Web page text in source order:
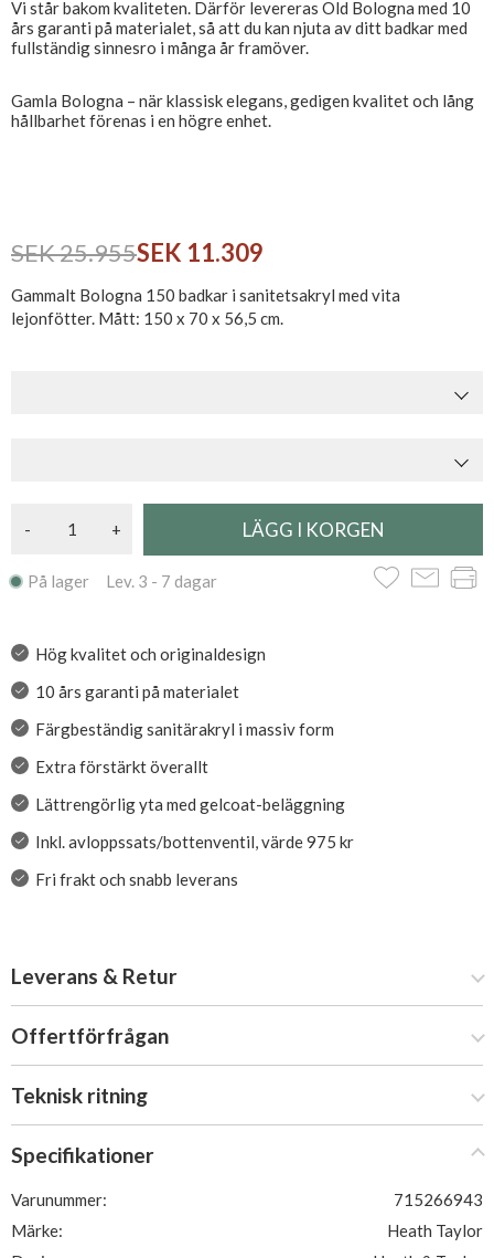
Vi står bakom kvaliteten. Därför levereras Old Bologna med 10
års garanti på materialet, så att du kan njuta av ditt badkar med
fullständig sinnesro i många år framöver.
Gamla Bologna – när klassisk elegans, gedigen kvalitet och lång
hållbarhet förenas i en högre enhet.
SEK 25.955SEK 11.309
Gammalt Bologna 150 badkar i sanitetsakryl med vita
lejonfötter. Mått: 150 x 70 x 56,5 cm.
- +
På lager Lev. 3 - 7 dagar
Hög kvalitet och originaldesign
10 års garanti på materialet
Färgbeständig sanitärakryl i massiv form
Extra förstärkt överallt
Lättrengörlig yta med gelcoat-beläggning
Inkl. avloppssats/bottenventil, värde 975 kr
Fri frakt och snabb leverans
Leverans & Retur
Offertförfrågan
Teknisk ritning
Specifikationer
Varunummer:
715266943
Märke:
Heath Taylor